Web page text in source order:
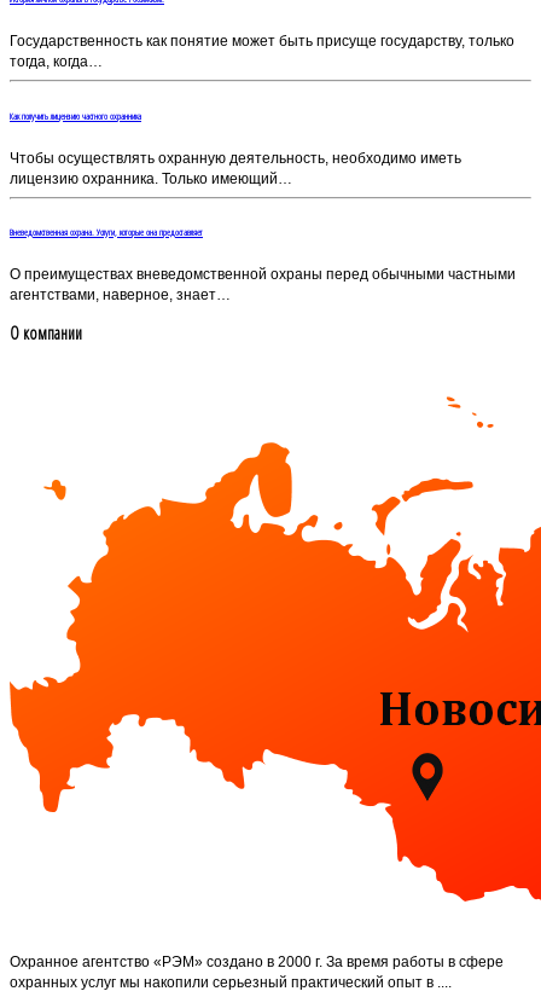
Государственность как понятие может быть присуще государству, только
тогда, когда…
Как получить лицензию частного охранника
Чтобы осуществлять охранную деятельность, необходимо иметь
лицензию охранника. Только имеющий…
Вневедомственная охрана. Услуги, которые она предоставляет
О преимуществах вневедомственной охраны перед обычными частными
агентствами, наверное, знает…
О компании
Охранное агентство «РЭМ» создано в 2000 г. За время работы в сфере
охранных услуг мы накопили серьезный практический опыт в ....